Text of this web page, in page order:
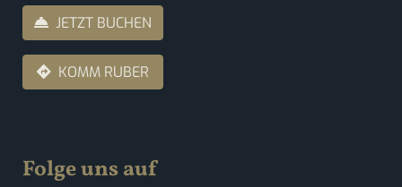
JETZT BUCHEN
KOMM RUBER
Folge uns auf